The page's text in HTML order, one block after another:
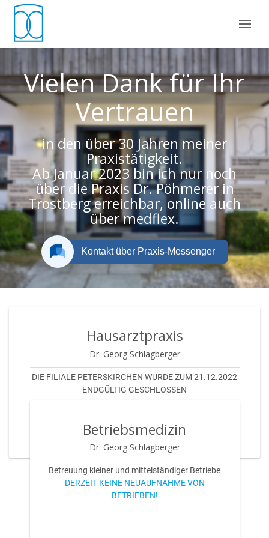
Vielen Dank für Ihr
Vertrauen
in den über 30 Jahren meiner
Praxistätigkeit.
Ab Januar 2023 bin ich nur noch
über die Praxis Dr. Pöhmerer in
Trostberg erreichbar, online auch
über medflex.
Hausarztpraxis
Dr. Georg Schlagberger
DIE FILIALE PETERSKIRCHEN WURDE ZUM 21.12.2022
ENDGÜLTIG GESCHLOSSEN
Betriebsmedizin
Dr. Georg Schlagberger
Betreuung kleiner und mittelständiger Betriebe
DERZEIT KEINE NEUAUFNAHME VON
BETRIEBEN!